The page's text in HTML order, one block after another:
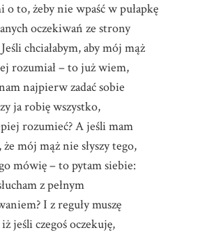
o to, żeby nie wpaść w pułapkę
oczekiwań ze strony
chciałabym, aby mój mąż
rozumiał – to już wiem,
najpierw zadać sobie
ja robię wszystko,
rozumieć? A jeśli mam
mój mąż nie słyszy tego,
mówię – to pytam siebie:
z pełnym
I z reguły muszę
jeśli czegoś oczekuję,